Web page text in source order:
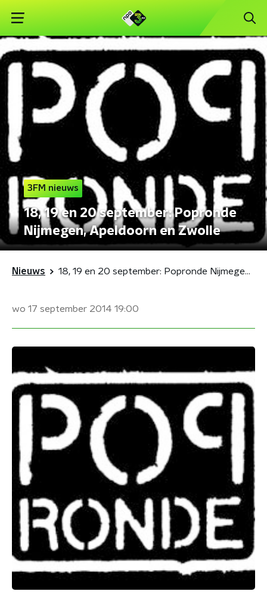
3FM nieuws
18, 19 en 20 september: Popronde
Nijmegen, Apeldoorn en Zwolle
Nieuws 18, 19 en 20 september: Popronde Nijmegen, Apeldoorn en Zwolle
wo 17 september 2014 19:00